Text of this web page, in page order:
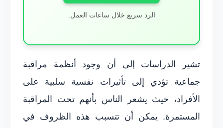
الرد سريع خلال ساعات العمل.
تشير الدراسات إلى أن وجود أنظمة مراقبة
جماعية تؤدي إلى تأثيرات نفسية سلبية على
الأفراد، حيث يشعر الناس بأنهم تحت المراقبة
المستمرة. يمكن أن تتسبب هذه الظروف في